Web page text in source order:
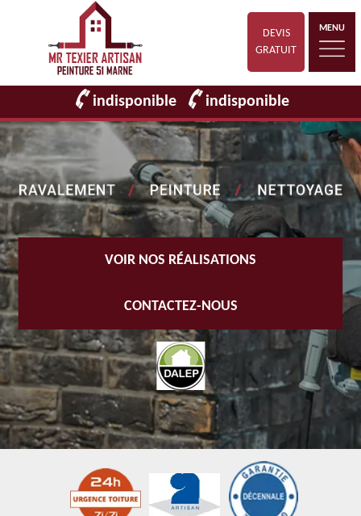
DEVIS
GRATUIT
MENU
indisponible indisponible
VOIR NOS RÉALISATIONS
CONTACTEZ-NOUS